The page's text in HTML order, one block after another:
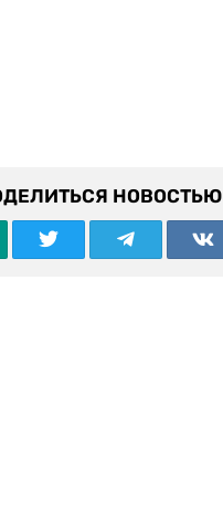
НОВОСТЬЮ